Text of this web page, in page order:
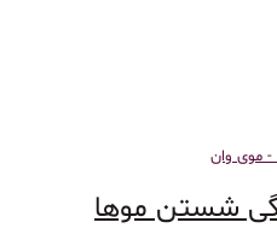
شستن موها